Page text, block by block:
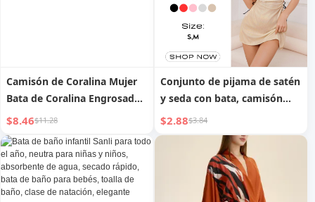
Camisón de Coralina Mujer
Bata de Coralina Engrosada
Dulce y Linda de Felpa
Otoño e Invierno Pijamas
Largos de Invierno Ropa de
Hogar
$8.46$11.28
Conjunto de pijama de satén
y seda con bata, camisón
con escote en V y encaje, con
raja, hueco, transpirable,
cómodo y sexy, lencería de
mujer, encaje, terciopelo,
$2.88$3.84